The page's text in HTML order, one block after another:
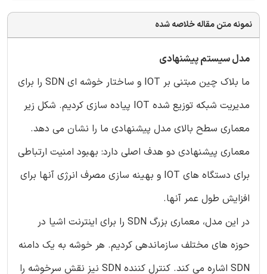
نمونه متن مقاله خلاصه شده
مدل سیستم پیشنهادی
ما بلاک چین مبتنی بر IOT و ساختار خوشه ای SDN را برای
مدیریت شبکه توزیع شده IOT پیاده سازی کردیم. شکل زیر
معماری سطح بالای مدل پیشنهادی ما را نشان می دهد.
معماری پیشنهادی دو هدف اصلی دارد: بهبود امنیت ارتباطی
برای دستگاه های IOT و بهینه سازی مصرف انرژی آنها برای
افزایش طول عمر آنها.
در این مدل، معماری بزرگ SDN را برای اینترنت اشیا در
حوزه های مختلف سازماندهی کردیم. هر خوشه به یک دامنه
SDN اشاره می کند. کنترل کننده SDN نیز نقش سرخوشه را